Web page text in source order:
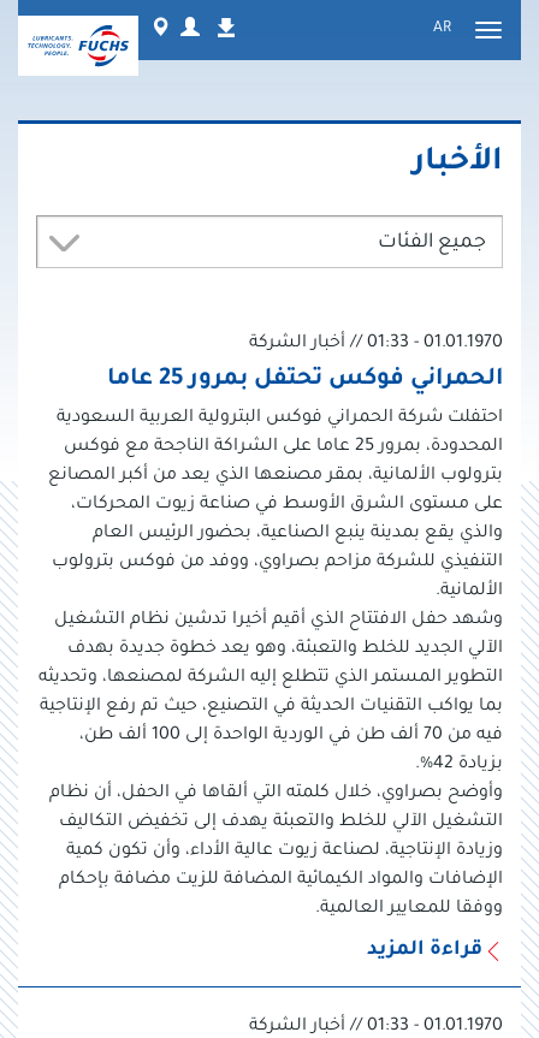
التنزيلات
Login
Worldwide AR
الأخبار
جميع الفئات
01.01.1970 - 01:33 // أخبار الشركة
الحمراني فوكس تحتفل بمرور 25 عاما
احتفلت شركة الحمراني فوكس البترولية العربية السعودية
المحدودة، بمرور 25 عاما على الشراكة الناجحة مع فوكس
بترولوب الألمانية، بمقر مصنعها الذي يعد من أكبر المصانع
على مستوى الشرق الأوسط في صناعة زيوت المحركات،
والذي يقع بمدينة ينبع الصناعية، بحضور الرئيس العام
التنفيذي للشركة مزاحم بصراوي، ووفد من فوكس بترولوب
الألمانية.
وشهد حفل الافتتاح الذي أقيم أخيرا تدشين نظام التشغيل
الآلي الجديد للخلط والتعبئة، وهو يعد خطوة جديدة بهدف
التطوير المستمر الذي تتطلع إليه الشركة لمصنعها، وتحديثه
بما يواكب التقنيات الحديثة في التصنيع، حيث تم رفع الإنتاجية
فيه من 70 ألف طن في الوردية الواحدة إلى 100 ألف طن،
بزيادة 42%.
وأوضح بصراوي، خلال كلمته التي ألقاها في الحفل، أن نظام
التشغيل الآلي للخلط والتعبئة يهدف إلى تخفيض التكاليف
وزيادة الإنتاجية، لصناعة زيوت عالية الأداء، وأن تكون كمية
الإضافات والمواد الكيمائية المضافة للزيت مضافة بإحكام
ووفقا للمعايير العالمية.
قراءة المزيد
01.01.1970 - 01:33 // أخبار الشركة